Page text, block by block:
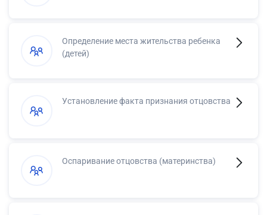
Определение места жительства ребенка
(детей)
Установление факта признания отцовства
Оспаривание отцовства (материнства)